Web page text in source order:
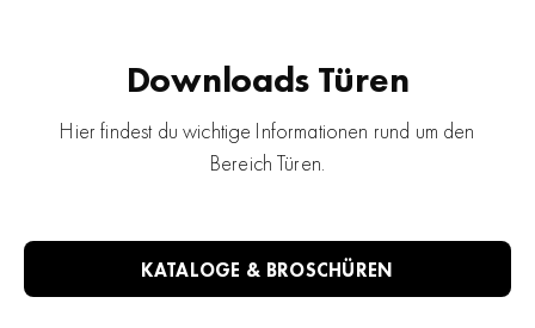
Downloads Türen
Hier findest du wichtige Informationen rund um den
Bereich Türen.
KATALOGE & BROSCHÜREN